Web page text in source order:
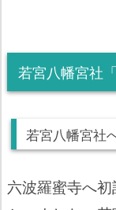
若宮八幡宮社
若宮八幡宮社
六波羅蜜寺へ